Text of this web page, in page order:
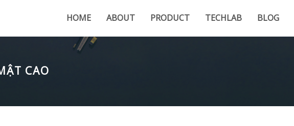
HOME ABOUT PRODUCT TECHLAB BLOG
CAO